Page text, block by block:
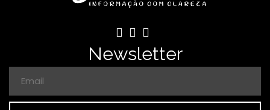
Newsletter